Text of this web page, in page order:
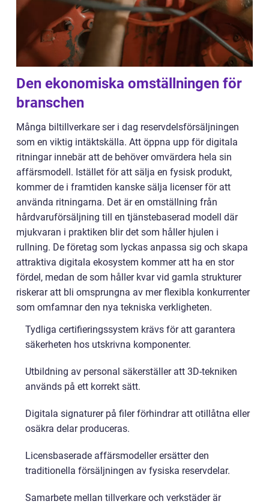
Den ekonomiska omställningen för
branschen
Många biltillverkare ser i dag reservdelsförsäljningen
som en viktig intäktskälla. Att öppna upp för digitala
ritningar innebär att de behöver omvärdera hela sin
affärsmodell. Istället för att sälja en fysisk produkt,
kommer de i framtiden kanske sälja licenser för att
använda ritningarna. Det är en omställning från
hårdvaruförsäljning till en tjänstebaserad modell där
mjukvaran i praktiken blir det som håller hjulen i
rullning. De företag som lyckas anpassa sig och skapa
attraktiva digitala ekosystem kommer att ha en stor
fördel, medan de som håller kvar vid gamla strukturer
riskerar att bli omsprungna av mer flexibla konkurrenter
som omfamnar den nya tekniska verkligheten.
Tydliga certifieringssystem krävs för att garantera
säkerheten hos utskrivna komponenter.
Utbildning av personal säkerställer att 3D-tekniken
används på ett korrekt sätt.
Digitala signaturer på filer förhindrar att otillåtna eller
osäkra delar produceras.
Licensbaserade affärsmodeller ersätter den
traditionella försäljningen av fysiska reservdelar.
Samarbete mellan tillverkare och verkstäder är